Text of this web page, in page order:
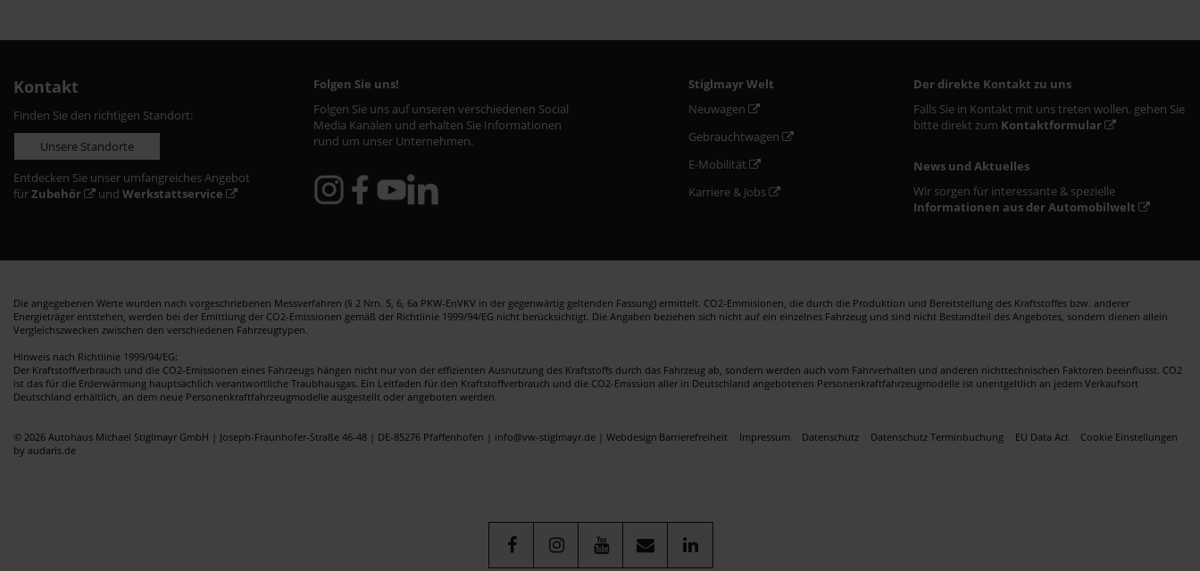
Kontakt
Finden Sie den richtigen Standort:
Unsere Standorte
Entdecken Sie unser umfangreiches Angebot
fürZubehör und Werkstattservice
Folgen Sie uns!
Folgen Sie uns auf unseren verschiedenen Social
Media Kanälen und erhalten Sie Informationen
rund um unser Unternehmen.
Stiglmayr Welt
Neuwagen
Gebrauchtwagen
E-Mobilität
Karriere & Jobs
Der direkte Kontakt zu uns
Falls Sie in Kontakt mit uns treten wollen, gehen Sie
bitte direkt zum Kontaktformular
News und Aktuelles
Wir sorgen für interessante & spezielle
Informationen aus der Automobilwelt
Die angegebenen Werte wurden nach vorgeschriebenen Messverfahren (§ 2 Nrn. 5, 6, 6a PKW-EnVKV in der gegenwärtig geltenden Fassung) ermittelt. CO2-Emmisionen, die durch die Produktion und Bereitstellung des Kraftstoffes bzw. anderer
Energieträger entstehen, werden bei der Emittlung der CO2-Emissionen gemäß der Richtlinie 1999/94/EG nicht berücksichtigt. Die Angaben beziehen sich nicht auf ein einzelnes Fahrzeug und sind nicht Bestandteil des Angebotes, sondern dienen allein
Vergleichszwecken zwischen den verschiedenen Fahrzeugtypen.
Hinweis nach Richtlinie 1999/94/EG:
Der Kraftstoffverbrauch und die CO2-Emissionen eines Fahrzeugs hängen nicht nur von der effizienten Ausnutzung des Kraftstoffs durch das Fahrzeug ab, sondern werden auch vom Fahrverhalten und anderen nichttechnischen Faktoren beeinflusst. CO2
ist das für die Erderwärmung hauptsächlich verantwortliche Traubhausgas. Ein Leitfaden für den Kraftstoffverbrauch und die CO2-Emission aller in Deutschland angebotenen Personenkraftfahrzeugmodelle ist unentgeltlich an jedem Verkaufsort
Deutschland erhältlich, an dem neue Personenkraftfahrzeugmodelle ausgestellt oder angeboten werden.
Barrierefreiheit Impressum Datenschutz Datenschutz Terminbuchung EU Data Act Cookie Einstellungen
© 2026 Autohaus Michael Stiglmayr GmbH | Joseph-Fraunhofer-Straße 46-48 | DE-85276 Pfaffenhofen | info@vw-stiglmayr.de | Webdesign
by audaris.de